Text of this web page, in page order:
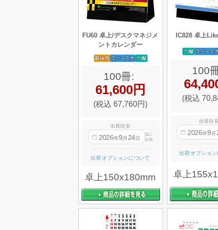
FU60 卓上/デスクマネジメ
ントカレンダー
100冊:
61,600円
(税込 67,760円)
出荷目安
2026年9 月 24日
迄に
出荷
出荷オプションについて
卓上150x180mm
IC828 卓上
100
(税込
出荷目
2026年9 月
出荷オプショ
卓上